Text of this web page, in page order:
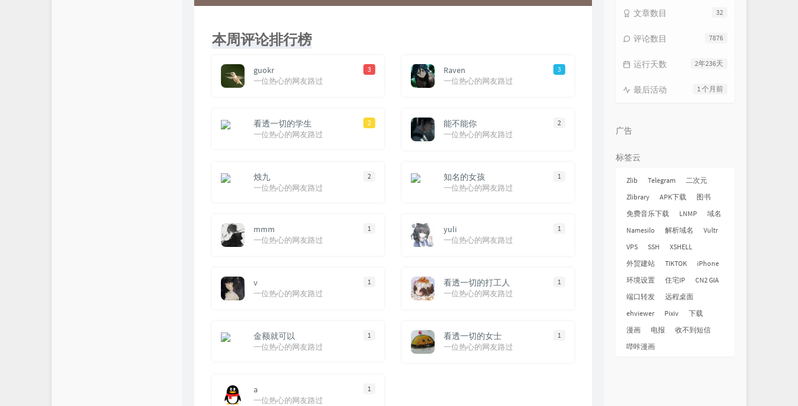
本周评论排行榜
3
guokr
一位热心的网友路过
3
Raven
一位热心的网友路过
2
看透一切的学生
一位热心的网友路过
2
能不能你
一位热心的网友路过
2
烛九
一位热心的网友路过
1
知名的女孩
一位热心的网友路过
1
mmm
一位热心的网友路过
1
yuli
一位热心的网友路过
1
v
一位热心的网友路过
1
看透一切的打工人
一位热心的网友路过
1
金额就可以
一位热心的网友路过
1
看透一切的女士
一位热心的网友路过
1
a
一位热心的网友路过
32
文章数目
7876
评论数目
2年236天
运行天数
1 个月前
最后活动
广告
标签云
Zlib Telegram
二次元
Zlibrary
APK下载
图书
免费音乐下载
LNMP
域名
Namesilo
解析域名
Vultr
VPS
SSH
XSHELL
外贸建站
TIKTOK
iPhone
环境设置
住宅IP
CN2 GIA
端口转发
远程桌面
ehviewer
Pixiv
下载
漫画
电报
收不到短信
哔咔漫画